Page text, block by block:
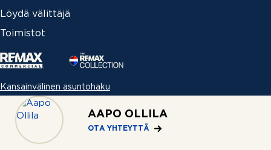
AAPO OLLILA
OTA YHTEYTTÄ
Löydä välittäjä
Toimistot
Kansainvälinen asuntohaku
Each office independently owned and operated |­
Copyright © 2026 REMAX Finland